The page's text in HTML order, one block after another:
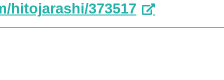
hitojarashi/373517